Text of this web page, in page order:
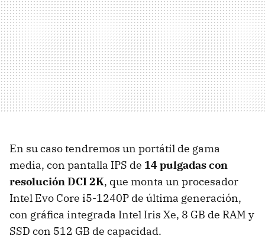
En su caso tendremos un portátil de gama
media, con pantalla IPS de 14 pulgadas con
resolución DCI 2K, que monta un procesador
Intel Evo Core i5-1240P de última generación,
con gráfica integrada Intel Iris Xe, 8 GB de RAM y
SSD con 512 GB de capacidad.